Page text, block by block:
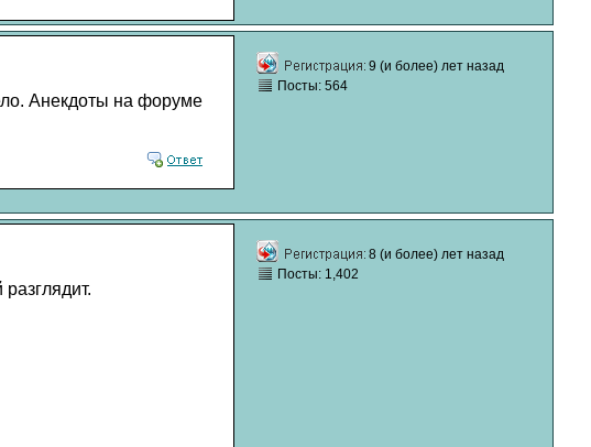
Анекдоты на форуме
9 (и более) лет назад
Посты: 564
8 (и более) лет назад
Посты: 1,402